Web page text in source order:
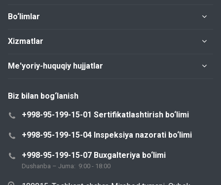
Bo‘limlar
Xizmatlar
Me'yoriy-huquqiy hujjatlar
Biz bilan bog‘lanish
+998-95-199-15-01 Sertifikatlashtirish bo‘limi
+998-95-199-15-04 Inspeksiya nazorati bo‘limi
+998-95-199-15-07 Buxgalteriya bo‘limi
Dushanba – Juma: 9:00 - 18:00